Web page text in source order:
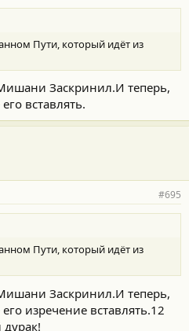
Пути, который идёт из
Заскринил.И теперь,
вставлять.
#695
Пути, который идёт из
Заскринил.И теперь,
изречение вставлять.12
дурак!